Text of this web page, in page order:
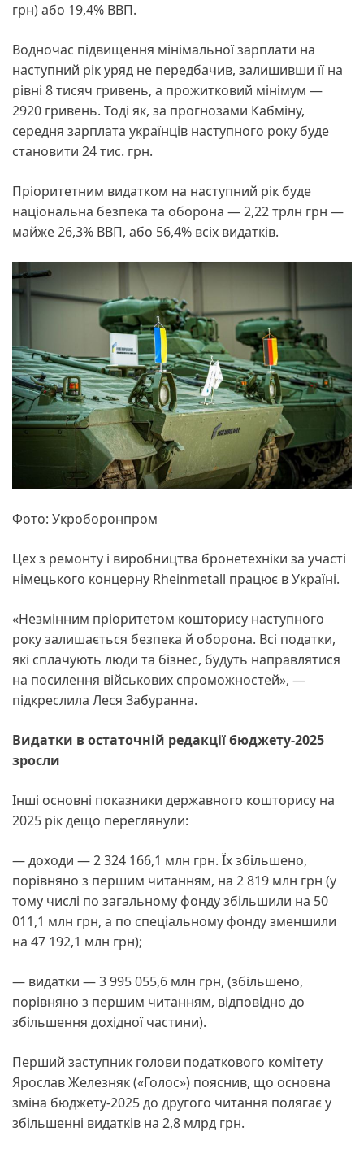
грн) або 19,4% ВВП.
Водночас підвищення мінімальної зарплати на
наступний рік уряд не передбачив, залишивши її на
рівні 8 тисяч гривень, а прожитковий мінімум —
2920 гривень. Тоді як, за прогнозами Кабміну,
середня зарплата українців наступного року буде
становити 24 тис. грн.
Пріоритетним видатком на наступний рік буде
національна безпека та оборона — 2,22 трлн грн —
майже 26,3% ВВП, або 56,4% всіх видатків.
Фото: Укроборонпром
Цех з ремонту і виробництва бронетехніки за участі
німецького концерну Rheinmetall працює в Україні.
«Незмінним пріоритетом кошторису наступного
року залишається безпека й оборона. Всі податки,
які сплачують люди та бізнес, будуть направлятися
на посилення військових спроможностей», —
підкреслила Леся Забуранна.
Видатки в остаточній редакції бюджету-2025
зросли
Інші основні показники державного кошторису на
2025 рік дещо переглянули:
— доходи — 2 324 166,1 млн грн. Їх збільшено,
порівняно з першим читанням, на 2 819 млн грн (у
тому числі по загальному фонду збільшили на 50
011,1 млн грн, а по спеціальному фонду зменшили
на 47 192,1 млн грн);
— видатки — 3 995 055,6 млн грн, (збільшено,
порівняно з першим читанням, відповідно до
збільшення дохідної частини).
Перший заступник голови податкового комітету
Ярослав Железняк («Голос») пояснив, що основна
зміна бюджету-2025 до другого читання полягає у
збільшенні видатків на 2,8 млрд грн.